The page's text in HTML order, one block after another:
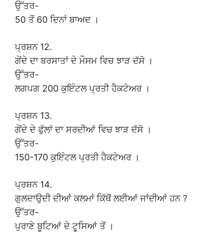
ਉੱਤਰ-
50 ਤੋਂ 60 ਦਿਨਾਂ ਬਾਅਦ ।
ਪ੍ਰਸ਼ਨ 12.
ਗੇਂਦੇ ਦਾ ਬਰਸਾਤਾਂ ਦੇ ਮੌਸਮ ਵਿਚ ਝਾੜ ਦੱਸੋ ।
ਉੱਤਰ-
ਲਗਪਗ 200 ਕੁਇੰਟਲ ਪ੍ਰਤੀ ਹੈਕਟੇਅਰ ।
ਪ੍ਰਸ਼ਨ 13.
ਗੇਂਦੇ ਦੇ ਫੁੱਲਾਂ ਦਾ ਸਰਦੀਆਂ ਵਿਚ ਝਾੜ ਦੱਸੋ ।
ਉੱਤਰ-
150-170 ਕੁਇੰਟਲ ਪ੍ਰਤੀ ਹੈਕਟੇਅਰ ।
ਪ੍ਰਸ਼ਨ 14.
ਗੁਲਦਾਉਦੀ ਦੀਆਂ ਕਲਮਾਂ ਕਿੱਥੋਂ ਲਈਆਂ ਜਾਂਦੀਆਂ ਹਨ ?
ਉੱਤਰ-
ਪੁਰਾਣੇ ਬੂਟਿਆਂ ਦੇ ਟੂਸਿਆਂ ਤੋਂ ।